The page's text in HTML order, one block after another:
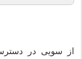
از سویی در